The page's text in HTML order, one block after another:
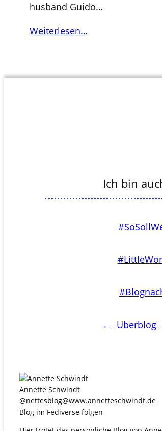
husband Guido…
Weiterlesen…
Ich bin
← Uberblog
Annette Schwindt
@nettesblog@www.annetteschwindt.de
Blog im Fediverse folgen